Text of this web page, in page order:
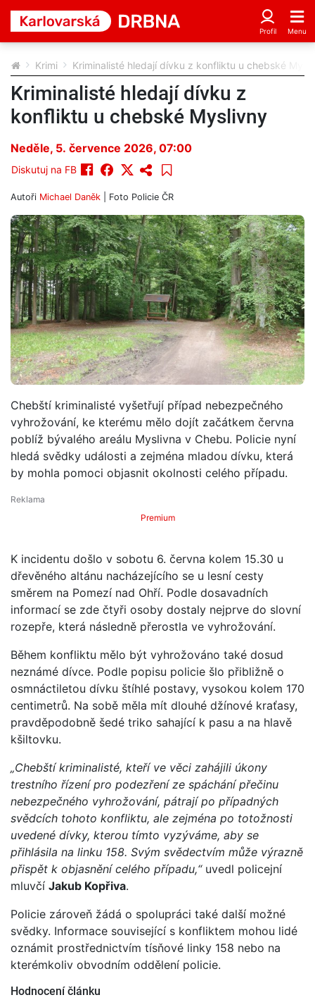
Krimi Kriminalisté hledají dívku z konfliktu u chebské
Kriminalisté hledají dívku z
konfliktu u chebské Myslivny
Neděle, 5. července 2026, 07:00
Diskutuj na FB
Autoři Michael Daněk | Foto Policie ČR
Chebští kriminalisté vyšetřují případ nebezpečného
vyhrožování, ke kterému mělo dojít začátkem června
poblíž bývalého areálu Myslivna v Chebu. Policie nyní
hledá svědky události a zejména mladou dívku, která
by mohla pomoci objasnit okolnosti celého případu.
Premium
K incidentu došlo v sobotu 6. června kolem 15.30 u
dřevěného altánu nacházejícího se u lesní cesty
směrem na Pomezí nad Ohří. Podle dosavadních
informací se zde čtyři osoby dostaly nejprve do slovní
rozepře, která následně přerostla ve vyhrožování.
Během konfliktu mělo být vyhrožováno také dosud
neznámé dívce. Podle popisu policie šlo přibližně o
osmnáctiletou dívku štíhlé postavy, vysokou kolem 170
centimetrů. Na sobě měla mít dlouhé džínové kraťasy,
pravděpodobně šedé triko sahající k pasu a na hlavě
kšiltovku.
„Chebští kriminalisté, kteří ve věci zahájili úkony
trestního řízení pro podezření ze spáchání přečinu
nebezpečného vyhrožování, pátrají po případných
svědcích tohoto konfliktu, ale zejména po totožnosti
uvedené dívky, kterou tímto vyzýváme, aby se
přihlásila na linku 158. Svým svědectvím může výrazně
přispět k objasnění celého případu,“ uvedl policejní
mluvčí Jakub Kopřiva.
Policie zároveň žádá o spolupráci také další možné
svědky. Informace související s konfliktem mohou lidé
oznámit prostřednictvím tísňové linky 158 nebo na
kterémkoliv obvodním oddělení policie.
Hodnocení článku